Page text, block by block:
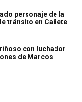
personaje de la
tránsito en Cañete
con luchador
de Marcos